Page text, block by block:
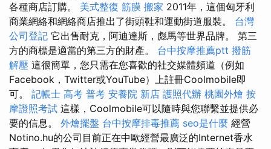
各種商店訂購。 美式整復 筋膜 搬家 2011年，這個匈牙利
商業網絡和網絡商店推出了街頭鞋和運動街道服裝。 台灣
公司登記 它出售耐克，阿迪達斯，彪馬等世界品牌。 第三
方的商標是適當的第三方的財產。 台中按摩推薦ptt 撥筋
解壓 這很簡單，您只需在您喜歡的社交媒體頻道（例如
Facebook，Twitter或YouTube）上註冊Coolmobile即
可。 記帳士 高考 普考 安養院 新店 護照代辦 桃園外燴 按
摩證照考試 這樣，Coolmobile可以隨時與您聯繫並提供必
要的信息。 外燴擺盤 台中按摩排毒推薦 seo是什麼 經營
Notino.hu的公司目前正在中歐經營最廣泛的Internet香水